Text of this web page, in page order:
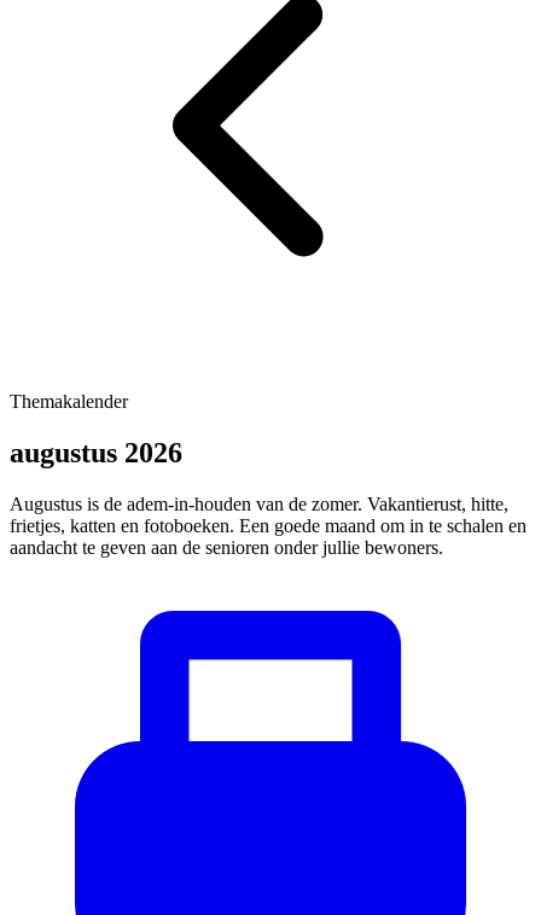
Themakalender
augustus 2026
Augustus is de adem-in-houden van de zomer. Vakantierust, hitte,
frietjes, katten en fotoboeken. Een goede maand om in te schalen en
aandacht te geven aan de senioren onder jullie bewoners.